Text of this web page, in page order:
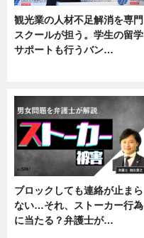
観光業の人材不足解消を専門
スクールが担う。学生の留学
サポートも行うバン…
ブロックしても連絡が止まら
ない…それ、ストーカー行為
に当たる？弁護士が…